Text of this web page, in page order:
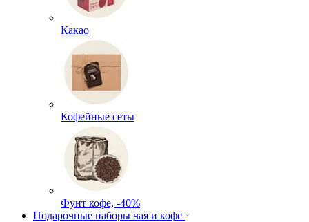
Какао
Кофейные сеты
Фунт кофе, -40%
Подарочные наборы чая и кофе